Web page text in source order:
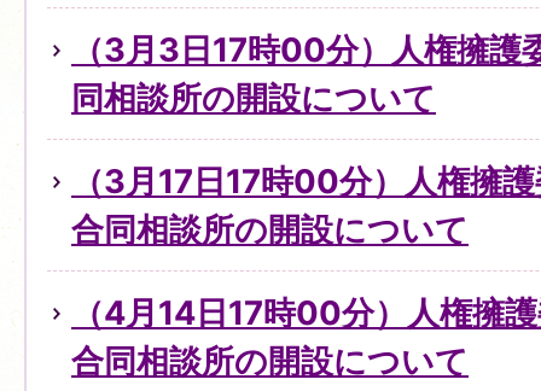
（3月3日17時00分）人権擁護
同相談所の開設について
（3月17日17時00分）人権擁
合同相談所の開設について
（4月14日17時00分）人権擁
合同相談所の開設について